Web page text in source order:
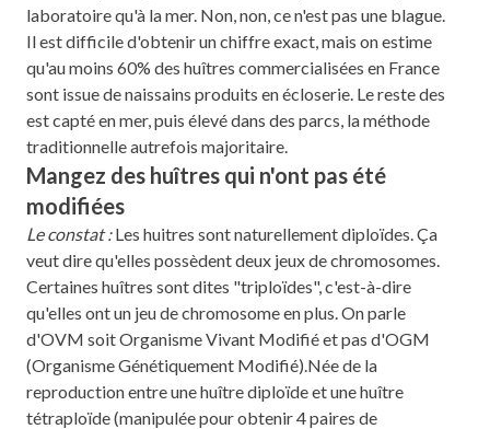
laboratoire qu'à la mer. Non, non, ce n'est pas une blague.
Il est difficile d'obtenir un chiffre exact, mais on estime
qu'au moins 60% des huîtres commercialisées en France
sont issue de naissains produits en écloserie. Le reste des
est capté en mer, puis élevé dans des parcs, la méthode
traditionnelle autrefois majoritaire.
Mangez des huîtres qui n'ont pas été
modifiées
Le constat :Les huitres sont naturellement diploïdes. Ça
veut dire qu'elles possèdent deux jeux de chromosomes.
Certaines huîtres sont dites "triploïdes", c'est-à-dire
qu'elles ont un jeu de chromosome en plus. On parle
d'OVM soit Organisme Vivant Modifié et pas d'OGM
(Organisme Génétiquement Modifié).Née de la
reproduction entre une huître diploïde et une huître
tétraploïde (manipulée pour obtenir 4 paires de